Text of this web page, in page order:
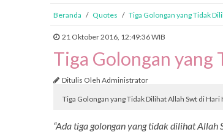
Beranda / Quotes / Tiga Golongan yang Tidak
21 Oktober 2016, 12:49:36 WIB
Tiga Golongan
Ditulis Oleh Administrator
Tiga Golongan yang Tidak Dilihat Allah Swt di Hari
“Ada tiga golongan yang tidak dilihat